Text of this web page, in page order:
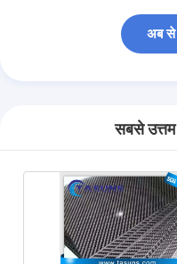
अब से
सबसे उत्तम